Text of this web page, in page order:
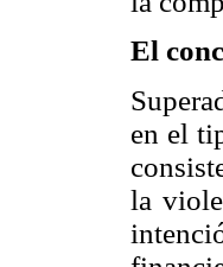
El
en el
la